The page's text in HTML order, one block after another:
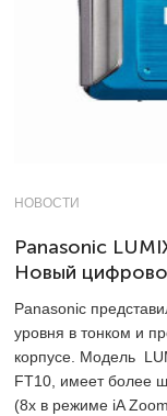
НОВОСТИ
Panasonic
Новый
Panasonic
уровня в тонком и
корпусе. Модель
FT10, имеет более
(8х в режиме iA